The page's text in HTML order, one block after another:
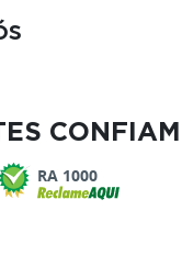
RA 1000